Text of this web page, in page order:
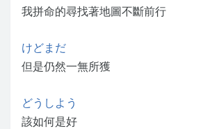
我拼命的尋找著地圖不斷前行
けどまだ
但是仍然一無所獲
どうしよう
該如何是好